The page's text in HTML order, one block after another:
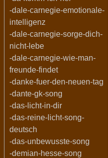
-dale-carnegie-emotionale-
intelligenz
-dale-carnegie-sorge-dich-
nicht-lebe
-dale-carnegie-wie-man-
freunde-findet
-danke-fuer-den-neuen-tag
-dante-gk-song
-das-licht-in-dir
-das-reine-licht-song-
deutsch
-das-unbewusste-song
-demian-hesse-song